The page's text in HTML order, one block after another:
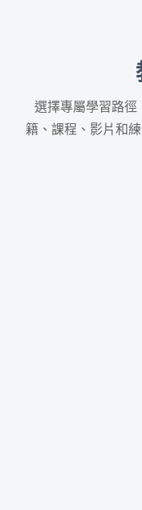
選擇專屬學習路徑
籍、課程、影片和